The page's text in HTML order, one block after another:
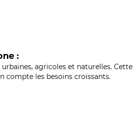
:
agricoles et naturelles. Cette
les besoins croissants.